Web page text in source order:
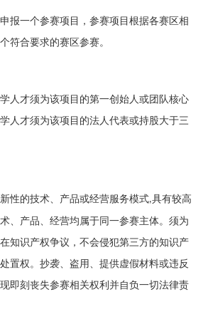
报一个参赛项目，参赛项目根据各赛区相
符合要求的赛区参赛。
人才须为该项目的第一创始人或团队核心
人才须为该项目的法人代表或持股大于三
性的技术、产品或经营服务模式,具有较高
、产品、经营均属于同一参赛主体。须为
知识产权争议，不会侵犯第三方的知识产
置权。抄袭、盗用、提供虚假材料或违反
即刻丧失参赛相关权利并自负一切法律责